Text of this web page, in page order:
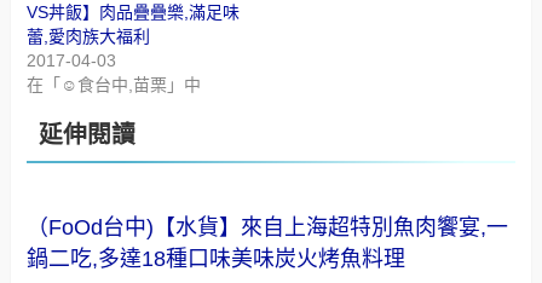
台中秀泰站前店【開丼 燒肉
VS丼飯】肉品疊疊樂,滿足味
蕾,愛肉族大福利
2017-04-03
在「☺食台中,苗栗」中
（FoOd台中)【水貨】來自上海超特別魚肉饗宴,一